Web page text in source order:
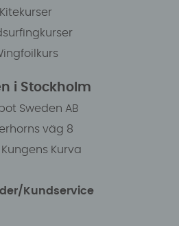
Kitekurser
i Stockholm
Sweden AB
väg 8
Kungens Kurva
Kundservice